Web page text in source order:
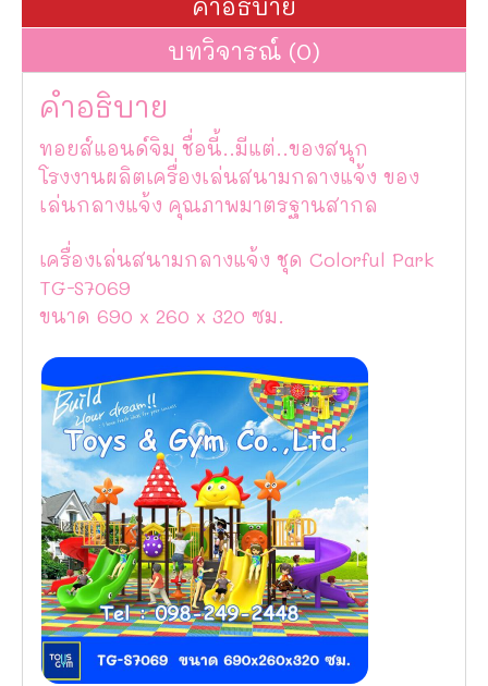
บทวิจารณ์ (0)
คำอธิบาย
ทอยส์แอนด์จิม ชื่อนี้..มีแต่..ของสนุก
โรงงานผลิตเครื่องเล่นสนามกลางแจ้ง ของ
เล่นกลางแจ้ง คุณภาพมาตรฐานสากล
เครื่องเล่นสนามกลางแจ้ง ชุด Colorful Park
TG-S7069
ขนาด 690 x 260 x 320 ซม.